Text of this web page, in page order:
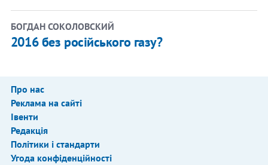
БОГДАН СОКОЛОВСКИЙ
2016 без російського газу?
Про нас
Реклама на сайті
Івенти
Редакція
Політики і стандарти
Угода конфіденційності